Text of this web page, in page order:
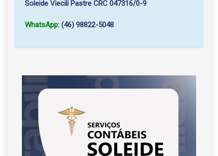
Soleide Viecili Pastre CRC 047316/0-9
WhatsApp: (46) 98822-5048